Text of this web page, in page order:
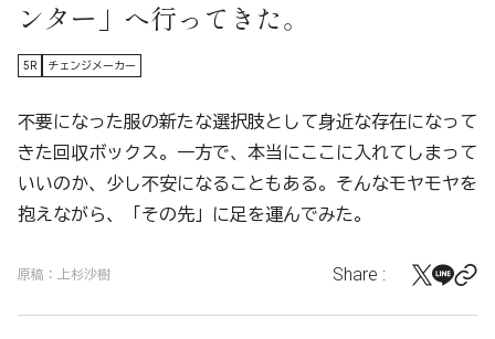
ンター」へ行ってきた。
5R チェンジメーカー
不要になった服の新たな選択肢として身近な存在になって
きた回収ボックス。一方で、本当にここに入れてしまって
いいのか、少し不安になることもある。そんなモヤモヤを
抱えながら、「その先」に足を運んでみた。
原稿：上杉沙樹 Share :